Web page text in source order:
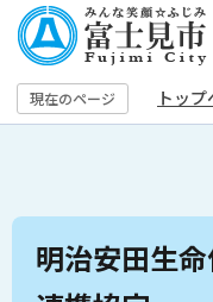
の
ペ
ー 現在のページ トッ
本
明治安田生